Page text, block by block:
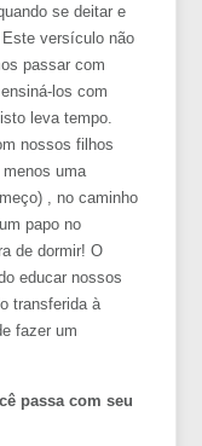
se deitar e
Este versículo não
passar com
los com
leva tempo.
nossos filhos
uma
, no caminho
papo no
de dormir! O
educar nossos
transferida à
fazer um
passa com seu